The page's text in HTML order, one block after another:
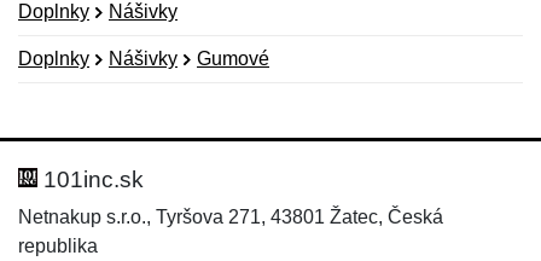
Doplnky Nášivky
Doplnky Nášivky Gumové
Hodnotenie:
Meno:
101inc.sk
Netnakup s.r.o., Tyršova 271, 43801 Žatec, Česká
republika